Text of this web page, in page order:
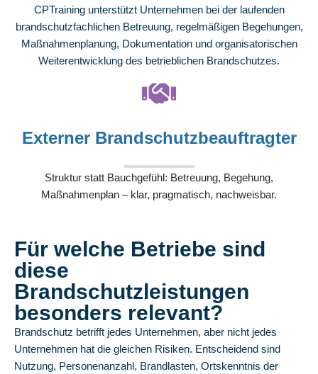
CPTraining unterstützt Unternehmen bei der laufenden
brandschutzfachlichen Betreuung, regelmäßigen Begehungen,
Maßnahmenplanung, Dokumentation und organisatorischen
Weiterentwicklung des betrieblichen Brandschutzes.
Externer Brandschutzbeauftragter
Struktur statt Bauchgefühl: Betreuung, Begehung,
Maßnahmenplan – klar, pragmatisch, nachweisbar.
Für welche Betriebe sind
diese
Brandschutzleistungen
besonders relevant?
Brandschutz betrifft jedes Unternehmen, aber nicht jedes
Unternehmen hat die gleichen Risiken. Entscheidend sind
Nutzung, Personenanzahl, Brandlasten, Ortskenntnis der